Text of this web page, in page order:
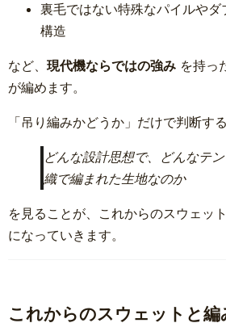
裏毛ではない特殊なパイルやダ
構造
など、 現代機ならではの強みを持っ
が編めます。
「吊り編みかどうか」だけで判断す
どんな設計思想で、どんなテ
織で編まれた生地なのか
を見ることが、これからのスウェッ
になっていきます。
これからのスウェットと編